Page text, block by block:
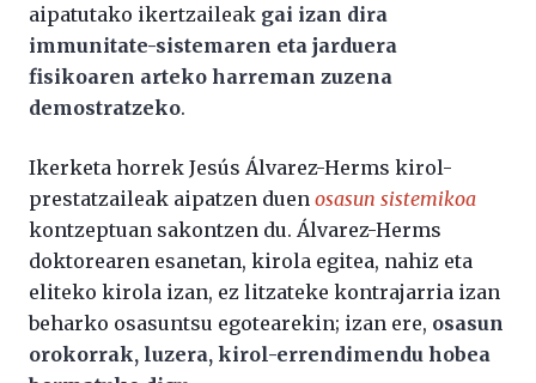
aipatutako ikertzaileak gai izan dira
immunitate-sistemaren eta jarduera
fisikoaren arteko harreman zuzena
demostratzeko.
Ikerketa horrek Jesús Álvarez-Herms kirol-
prestatzaileak aipatzen duen osasun sistemikoa
kontzeptuan sakontzen du. Álvarez-Herms
doktorearen esanetan, kirola egitea, nahiz eta
eliteko kirola izan, ez litzateke kontrajarria izan
beharko osasuntsu egotearekin; izan ere, osasun
orokorrak, luzera, kirol-errendimendu hobea